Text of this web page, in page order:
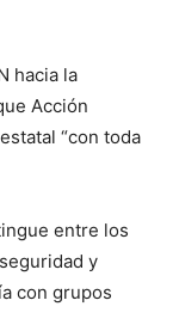
hacia la
Acción
“con toda
entre los
y
con grupos